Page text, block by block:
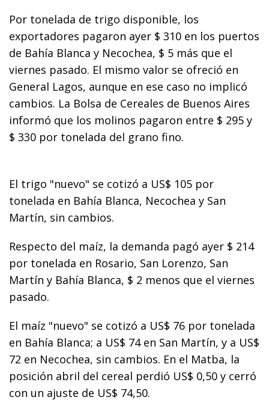
Por tonelada de trigo disponible, los
exportadores pagaron ayer $ 310 en los puertos
de Bahía Blanca y Necochea, $ 5 más que el
viernes pasado. El mismo valor se ofreció en
General Lagos, aunque en ese caso no implicó
cambios. La Bolsa de Cereales de Buenos Aires
informó que los molinos pagaron entre $ 295 y
$ 330 por tonelada del grano fino.
El trigo "nuevo" se cotizó a US$ 105 por
tonelada en Bahía Blanca, Necochea y San
Martín, sin cambios.
Respecto del maíz, la demanda pagó ayer $ 214
por tonelada en Rosario, San Lorenzo, San
Martín y Bahía Blanca, $ 2 menos que el viernes
pasado.
El maíz "nuevo" se cotizó a US$ 76 por tonelada
en Bahía Blanca; a US$ 74 en San Martín, y a US$
72 en Necochea, sin cambios. En el Matba, la
posición abril del cereal perdió US$ 0,50 y cerró
con un ajuste de US$ 74,50.